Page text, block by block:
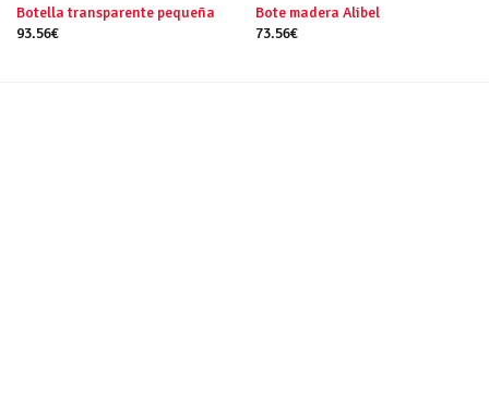
Botella transparente pequeña
93.56€
Bote madera Alibel
73.56€